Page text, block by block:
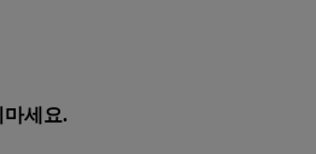
마세요.